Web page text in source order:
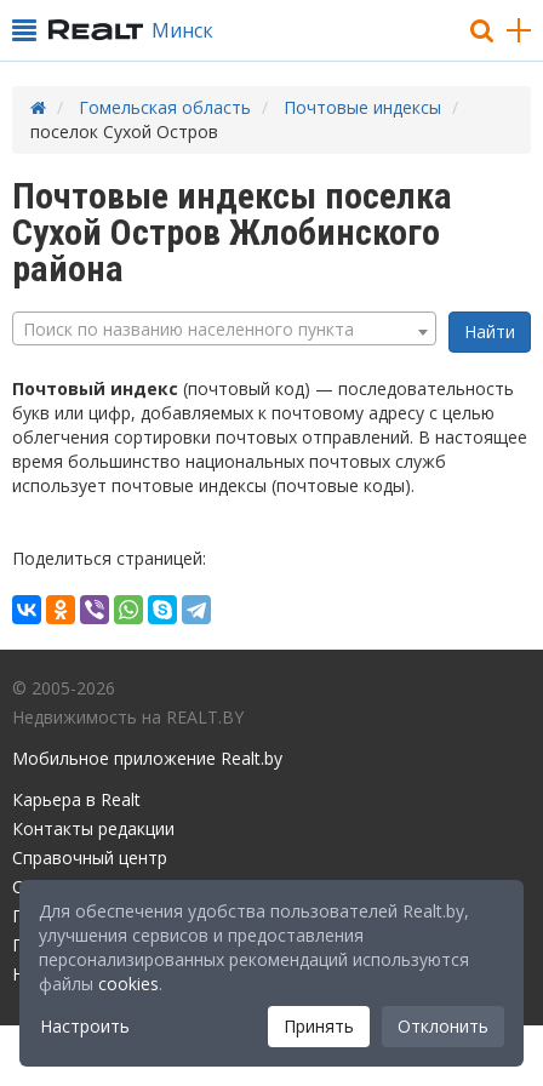
Для обеспечения удобства пользователей Realt.by,
улучшения сервисов и предоставления
персонализированных рекомендаций используются
файлы cookies.
Настроить
Принять Отклонить
Минск
Гомельская область
Почтовые индексы
поселок Сухой Остров
Почтовые индексы поселка
Сухой Остров Жлобинского
района
Поиск по названию населенного пункта
Почтовый индекс (почтовый код) — последовательность
букв или цифр, добавляемых к почтовому адресу с целью
облегчения сортировки почтовых отправлений. В настоящее
время большинство национальных почтовых служб
использует почтовые индексы (почтовые коды).
Поделиться страницей:
© 2005-2026
Недвижимость на REALT.BY
Мобильное приложение Realt.by
Карьера в Realt
Контакты редакции
Справочный центр
Служба поддержки
Прейскурант
Правовые документы
Настройка файлов cookies